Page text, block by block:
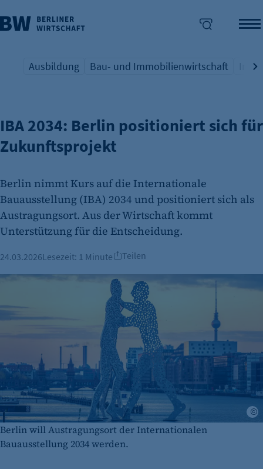
überspringen
Übersicht Schlagwort
Ausbildung
Übersicht Schlagwort
Bau- und Immobilienwirtschaft
STADTENTWICKLUNG
IBA 2034: Berlin positioniert sich für
Zukunftsprojekt
Berlin nimmt Kurs auf die Internationale
Bauausstellung (IBA) 2034 und positioniert sich als
Austragungsort. Aus der Wirtschaft kommt
Unterstützung für die Entscheidung.
24.03.2026Lesezeit: 1 Minute Teilen
Berlin will Austragungsort der Internationalen
Bauausstellung 2034 werden.